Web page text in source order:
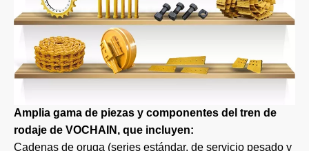
Amplia gama de piezas y componentes del tren de
rodaje de VOCHAIN, que incluyen:
Cadenas de oruga (series estándar, de servicio pesado y